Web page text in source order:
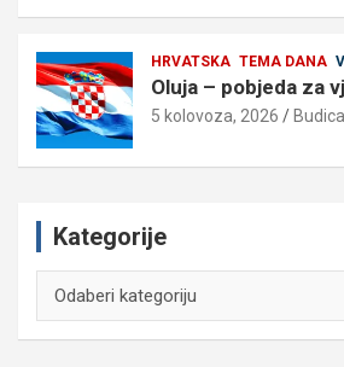
HRVATSKA TEMA DANA
Oluja – pobjeda za
5 kolovoza, 2026
Kategorije